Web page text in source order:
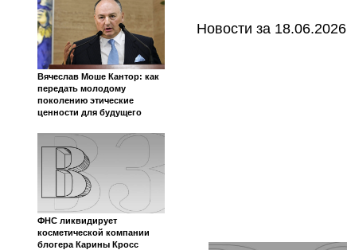
Вячеслав Моше Кантор: как
передать молодому
поколению этические
ценности для будущего
ФНС ликвидирует
косметической компании
блогера Карины Кросс
Новости за 18.06.2026